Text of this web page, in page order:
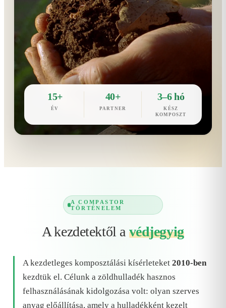
15+
ÉV
40+
PARTNER
3–6 hó
KÉSZ
KOMPOSZT
A COMPASTOR
TÖRTÉNELEM
A kezdetektől a védjegyig
A kezdetleges komposztálási kísérleteket 2010-ben
kezdtük el. Célunk a zöldhulladék hasznos
felhasználásának kidolgozása volt: olyan szerves
anyag előállítása, amely a hulladékként kezelt